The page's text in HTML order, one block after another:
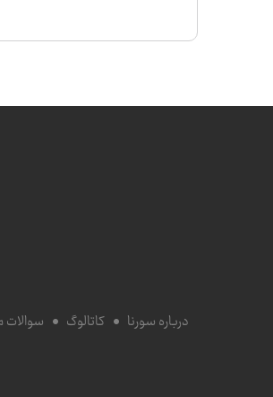
درباره سورنا کاتالوگ سوالات